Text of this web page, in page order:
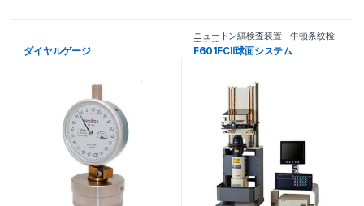
ダイヤルゲージ
ニュートン縞検査装置 牛顿条纹检
查系统
F601FCⅡ球面システム